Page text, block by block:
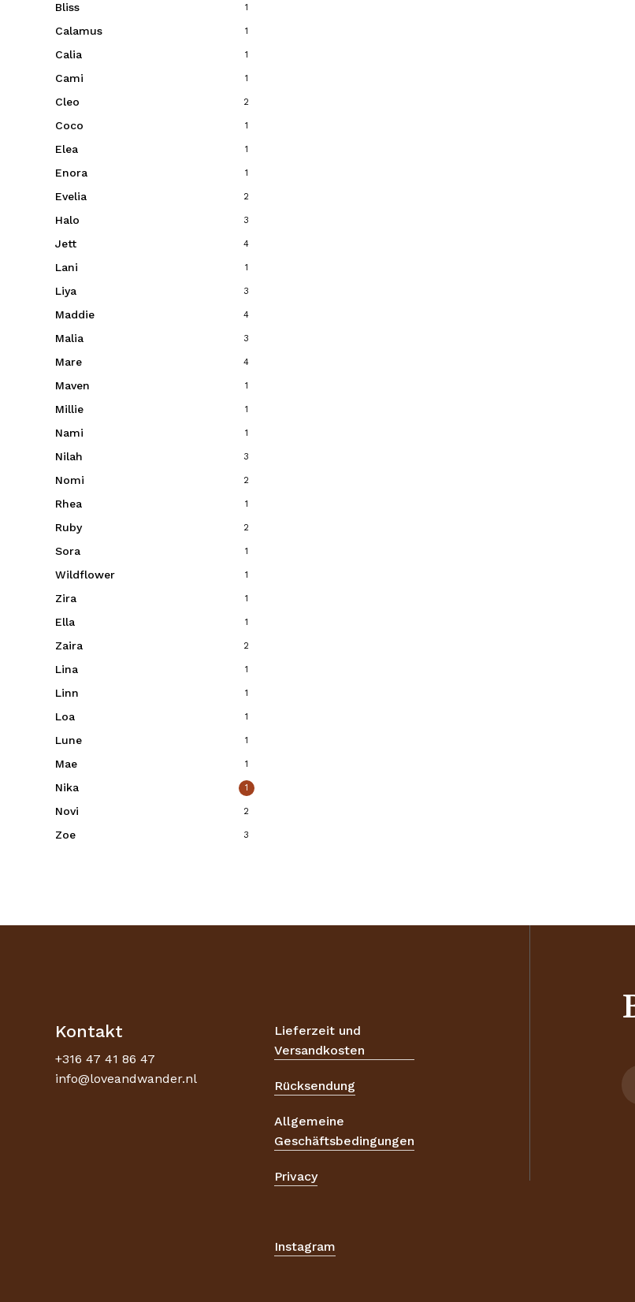
Bliss 1
Calamus 1
Calia 1
Cami 1
Cleo 2
Coco 1
Elea 1
Enora 1
Evelia 2
Halo 3
Jett 4
Lani 1
Liya 3
Maddie 4
Malia 3
Mare 4
Maven 1
Millie 1
Nami 1
Nilah 3
Nomi 2
Rhea 1
Ruby 2
Sora 1
Wildflower 1
Zira 1
Ella 1
Zaira 2
Lina 1
Linn 1
Loa 1
Lune 1
Mae 1
Nika 1
Novi 2
Zoe 3
Kontakt
+316 47 41 86 47
info@loveandwander.nl
Lieferzeit und
Versandkosten
Rücksendung
Allgemeine
Geschäftsbedingungen
Privacy
Instagram